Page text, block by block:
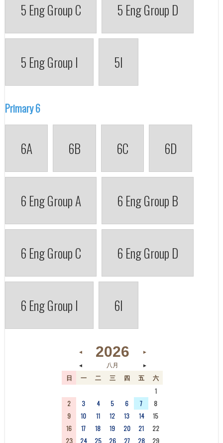
5 Eng Group C 5 Eng Group D
5 Eng Group I 5I
Primary 6
6A 6B 6C 6D
6 Eng Group A 6 Eng Group B
6 Eng Group C 6 Eng Group D
6 Eng Group I 6I
◄ 2026
►
◄
八月 ►
日 一 二 三 四 五
六
1
2
3 4 5 6 7
8
9
10 11 12 13 14
15
16
17 18 19 20 21
22
23
24 25 26 27 28 29